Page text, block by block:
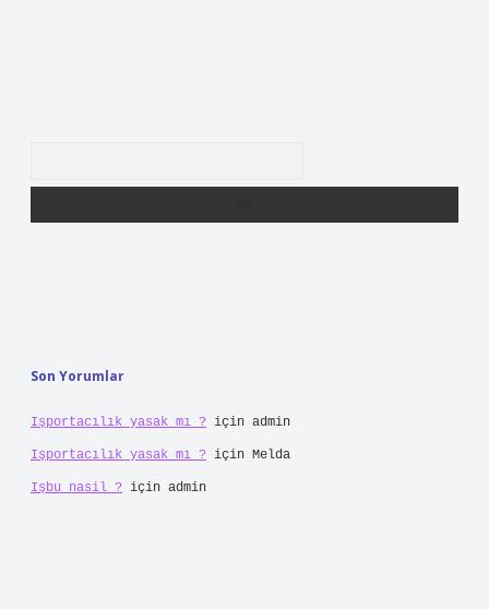
Son Yorumlar
Işportacılık yasak mı ? için admin
Işportacılık yasak mı ? için Melda
Işbu nasil ? için admin